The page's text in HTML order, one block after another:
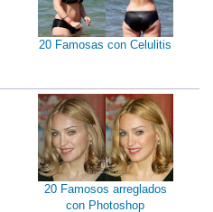
20 Famosas con Celulitis
20 Famosos arreglados
con Photoshop